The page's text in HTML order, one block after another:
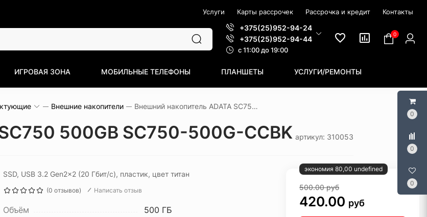
0
0
0
Услуги Карты рассрочек Рассрочка и кредит Контакты
+375(25)952-94-24
+375(25)952-94-44
c 11:00 до 19:00
0
ИГРОВАЯ ЗОНА МОБИЛЬНЫЕ ТЕЛЕФОНЫ ПЛАНШЕТЫ УСЛУГИ/РЕМОНТЫ
Внешние накопители Внешний накопитель ADATA SC750 500GB SC750-500G-CCBK
500GB SC750-500G-CCBK артикул: 310053
SSD, USB 3.2 Gen2x2 (20 Гбит/с), пластик, цвет титан
(0 отзывов) Написать отзыв
Объём
500 ГБ
экономия 80,00 undefined
500.00руб
420.00 руб